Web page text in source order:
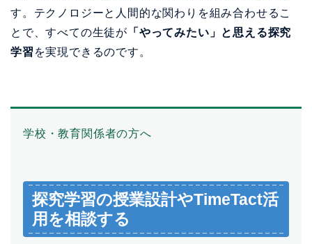
す。テクノロジーと人間的な関わりを組み合わせるこ
とで、すべての生徒が 「やってみたい」と思える探究
学習 を実現できるのです。
学校・教育関係者の方へ
探究学習の授業設計やTimeTact活
用を相談する